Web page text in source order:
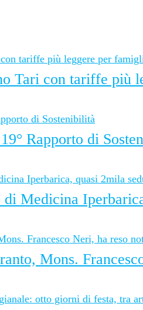
Tari con tariffe più
Rapporto di
Medicina
Mons.